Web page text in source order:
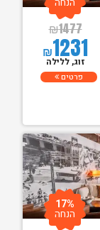
₪1477
₪1231
זוג, ללילה
פרטים
17%
הנחה